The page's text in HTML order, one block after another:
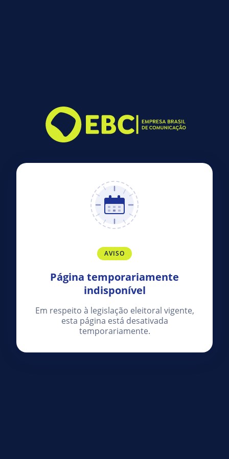
AVISO
Página temporariamente
indisponível
Em respeito à legislação eleitoral vigente,
esta página está desativada
temporariamente.